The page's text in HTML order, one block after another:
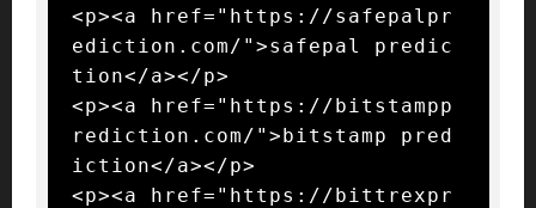
<p><a href="https://safepalpr
ediction.com/">safepal predic
tion</a></p>
<p><a href="https://bitstampp
rediction.com/">bitstamp pred
iction</a></p>
<p><a href="https://bittrexpr